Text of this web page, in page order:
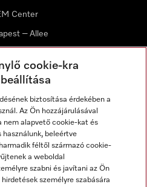
Center
– Allee
cookie-kra
biztosítása érdekében a
Az Ön hozzájárulásával
nem alapvető cookie-kat és
beleértve
féltől származó cookie-
a weboldal
szabni és javítani az Ön
személyre szabására